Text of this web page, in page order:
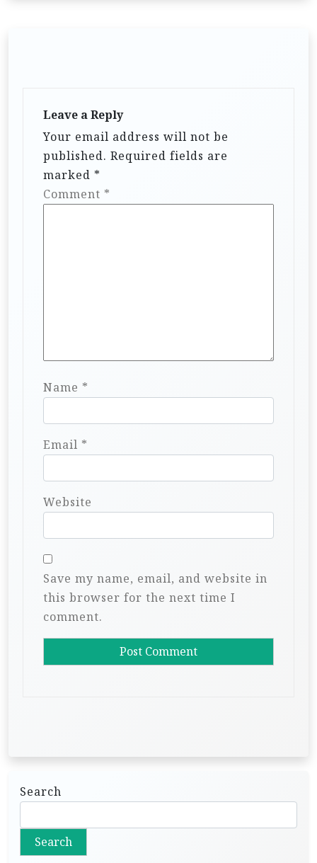
Leave a Reply
Your email address will not be
published. Required fields are
marked *
Comment *
Name *
Email *
Website
Save my name, email, and website in
this browser for the next time I
comment.
Search
Search